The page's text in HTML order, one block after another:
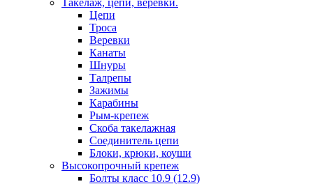
Такелаж, цепи, веревки.
Цепи
Троса
Веревки
Канаты
Шнуры
Талрепы
Зажимы
Карабины
Рым-крепеж
Скоба такелажная
Соединитель цепи
Блоки, крюки, коуши
Высокопрочный крепеж
Болты класс 10.9 (12.9)